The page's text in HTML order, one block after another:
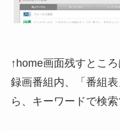
↑home画面残すとこ
録画番組内、「番組
ら、キーワードで検索